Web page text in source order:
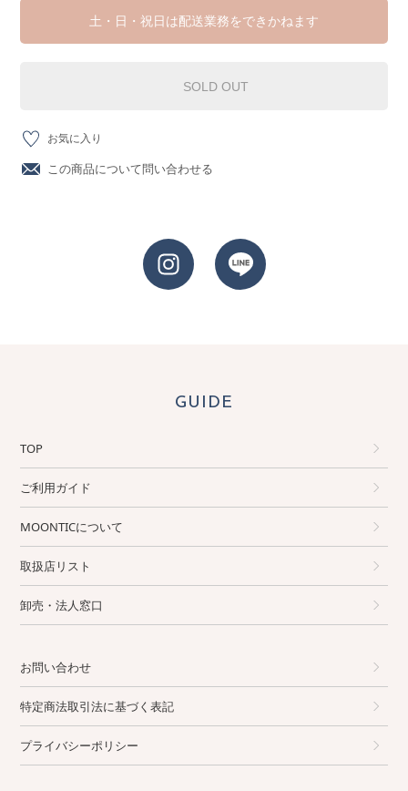
土・日・祝日は配送業務をできかねます
SOLD OUT
お気に入り
この商品について問い合わせる
GUIDE
TOP
ご利用ガイド
MOONTICについて
取扱店リスト
卸売・法人窓口
お問い合わせ
特定商法取引法に基づく表記
プライバシーポリシー